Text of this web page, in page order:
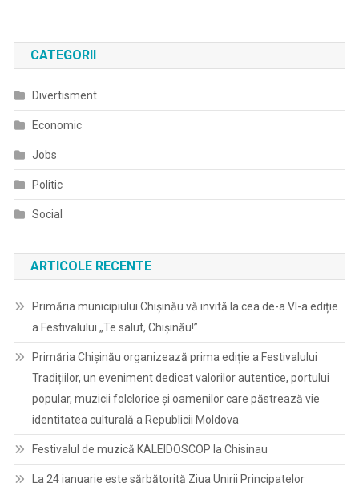
CATEGORII
Divertisment
Economic
Jobs
Politic
Social
ARTICOLE RECENTE
Primăria municipiului Chișinău vă invită la cea de-a VI-a ediție
a Festivalului „Te salut, Chișinău!”
Primăria Chișinău organizează prima ediție a Festivalului
Tradițiilor, un eveniment dedicat valorilor autentice, portului
popular, muzicii folclorice și oamenilor care păstrează vie
identitatea culturală a Republicii Moldova
Festivalul de muzică KALEIDOSCOP la Chisinau
La 24 ianuarie este sărbătorită Ziua Unirii Principatelor